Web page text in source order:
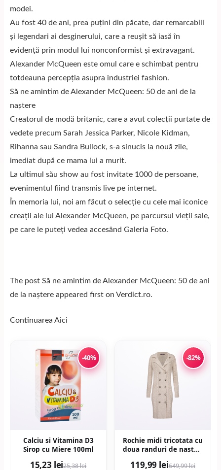
modei.
Au fost 40 de ani, prea puțini din păcate, dar remarcabili
și legendari ai desginerului, care a reușit să iasă în
evidență prin modul lui nonconformist și extravagant.
Alexander McQueen este omul care e schimbat pentru
totdeauna percepția asupra industriei fashion.
Să ne amintim de Alexander McQueen: 50 de ani de la
naștere
Creatorul de modă britanic, care a avut colecţii purtate de
vedete precum Sarah Jessica Parker, Nicole Kidman,
Rihanna sau Sandra Bullock, s-a sinucis la nouă zile,
imediat după ce mama lui a murit.
La ultimul său show au fost invitate 1000 de persoane,
evenimentul fiind transmis live pe internet.
În memoria lui, noi am făcut o selecție cu cele mai iconice
creații ale lui Alexander McQueen, pe parcursul vieții sale,
pe care le puteți vedea accesând Galeria Foto.
The post Să ne amintim de Alexander McQueen: 50 de ani
de la naștere appeared first on Verdict.ro.
Continuarea Aici
-40%
Calciu si Vitamina D3
Sirop cu Miere 100ml
15,23 lei25,38 lei
-82%
Rochie midi tricotata cu
doua randuri de nasturi
119,99 lei649,99 lei